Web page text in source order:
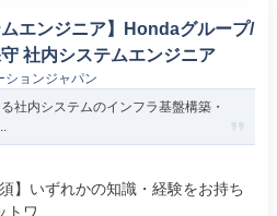
エンジニア】Hondaグループ/
社内システムエンジニア
ションジャパン
社内システムのインフラ基盤構築・
】いずれかの知識・経験をお持ち
ワ...